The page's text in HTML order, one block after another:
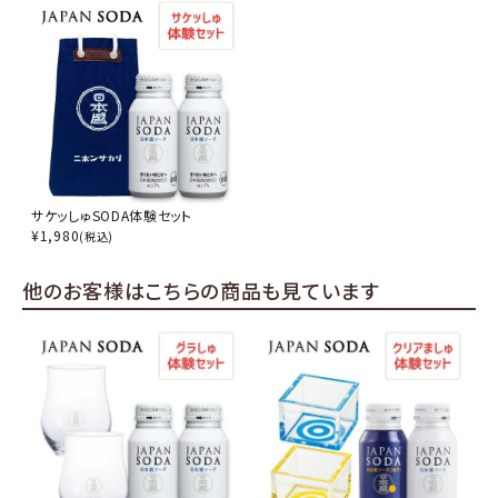
サケッしゅSODA体験セット
¥1,980(税込)
他のお客様はこちらの商品も見ています